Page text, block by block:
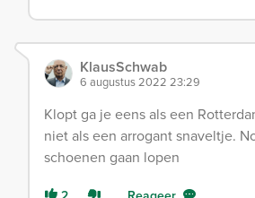
KlausSchwab
6 augustus 2022 23:29
Klopt ga je eens als een
niet als een arrogant snaveltje.
schoenen gaan lopen